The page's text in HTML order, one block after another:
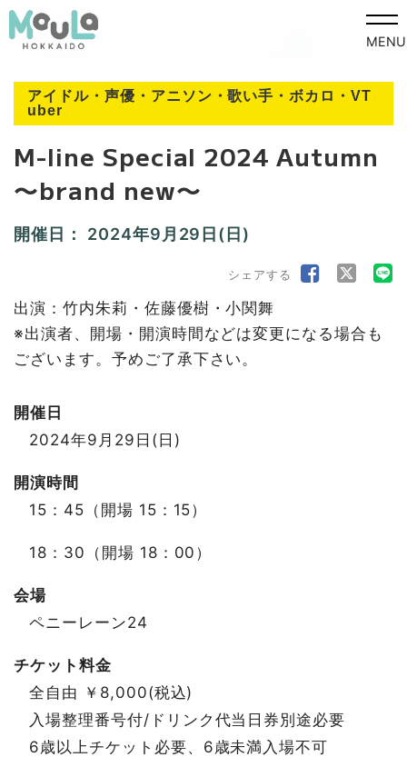
MENU
アイドル・声優・アニソン・歌い手・ボカロ・VT
uber
M-line Special 2024 Autumn
〜brand new〜
開催日： 2024年9月29日(日)
シェアする
出演：竹内朱莉・佐藤優樹・小関舞
※出演者、開場・開演時間などは変更になる場合も
ございます。予めご了承下さい。
開催日
2024年9月29日(日)
開演時間
15：45（開場 15：15）
18：30（開場 18：00）
会場
ペニーレーン24
チケット料金
全自由 ￥8,000(税込)
入場整理番号付/ドリンク代当日券別途必要
6歳以上チケット必要、6歳未満入場不可